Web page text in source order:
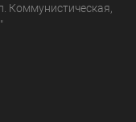
Коммунистическая,